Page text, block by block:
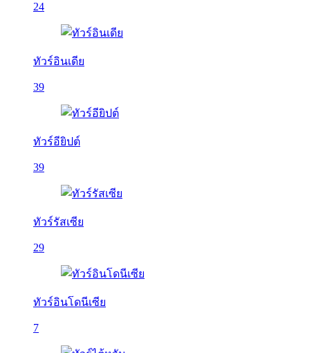
24
ทัวร์อินเดีย
39
ทัวร์อียิปต์
39
ทัวร์รัสเซีย
29
ทัวร์อินโดนีเซีย
7